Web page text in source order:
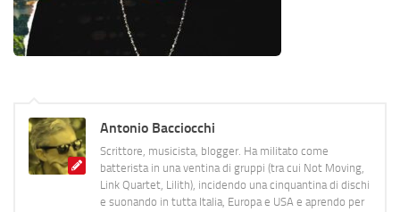
Antonio Bacciocchi
Scrittore, musicista, blogger. Ha militato come
batterista in una ventina di gruppi (tra cui Not Moving,
Link Quartet, Lilith), incidendo una cinquantina di dischi
e suonando in tutta Italia, Europa e USA e aprendo per